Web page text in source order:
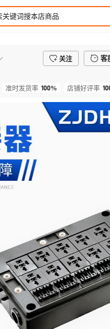
关注 客
准时发货率 100% 店铺好评率